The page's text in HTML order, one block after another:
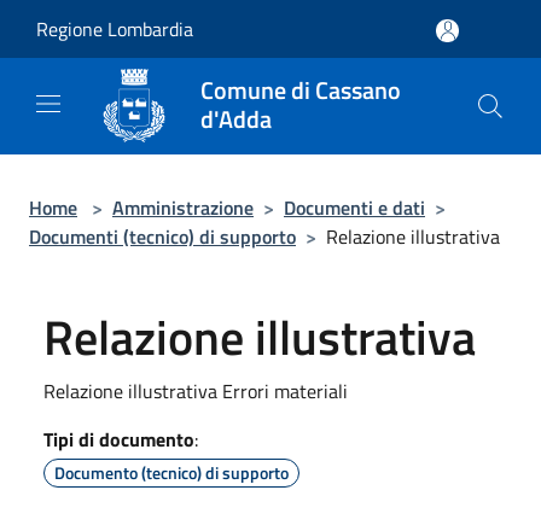
Regione Lombardia
Comune di Cassano
d'Adda
Home > Amministrazione > Documenti e dati >
Documenti (tecnico) di supporto > Relazione illustrativa
Relazione illustrativa
Relazione illustrativa Errori materiali
Tipi di documento:
Documento (tecnico) di supporto